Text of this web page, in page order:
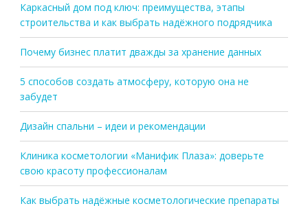
Каркасный дом под ключ: преимущества, этапы
строительства и как выбрать надёжного подрядчика
Почему бизнес платит дважды за хранение данных
5 способов создать атмосферу, которую она не
забудет
Дизайн спальни – идеи и рекомендации
Клиника косметологии «Манифик Плаза»: доверьте
свою красоту профессионалам
Как выбрать надёжные косметологические препараты